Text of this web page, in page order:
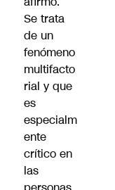
Se trata
de un
fenómeno
multifacto
rial y que
es
especialm
ente
crítico en
las